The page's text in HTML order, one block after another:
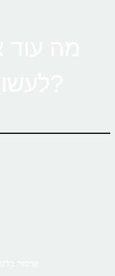
מה עוד